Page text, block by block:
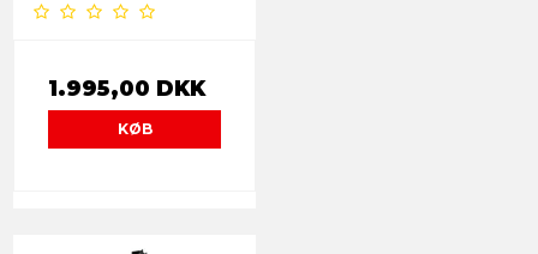
1.995,00 DKK
KØB